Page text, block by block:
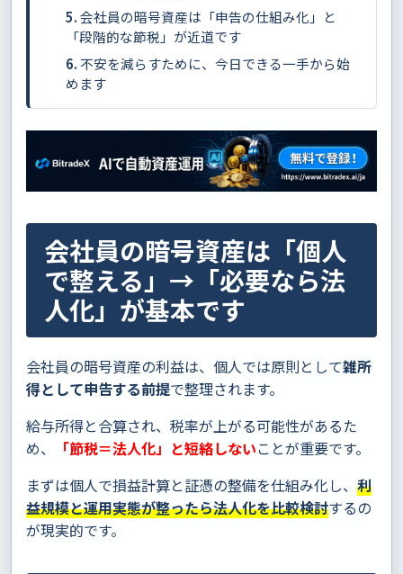
会社員の暗号資産は「申告の仕組み化」と
「段階的な節税」が近道です
不安を減らすために、今日できる一手から始
めます
会社員の暗号資産は「個人
で整える」→「必要なら法
人化」が基本です
会社員の暗号資産の利益は、個人では原則として雑所
得として申告する前提で整理されます。
給与所得と合算され、税率が上がる可能性があるた
め、
「節税＝法人化」と短絡しないことが重要です。
まずは個人で損益計算と証憑の整備を仕組み化し、 利
益規模と運用実態が整ったら法人化を比較検討するの
が現実的です。